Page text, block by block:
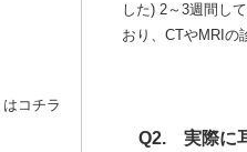
した) 2～3週間し
おり、CTやMRIの
Q2. 実際に